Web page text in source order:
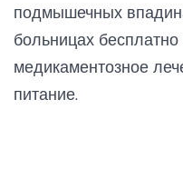
подмышечных
больницах
медикаментозное
питание.